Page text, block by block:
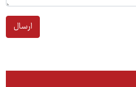
ارسال